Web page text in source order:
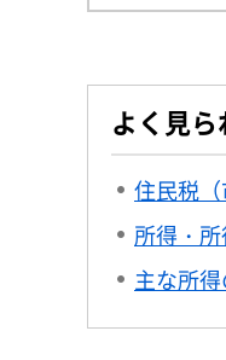
よく見
住民税
所得・
主な所